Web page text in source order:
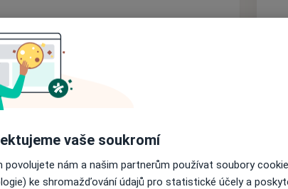
Rezervovat termín
vaše soukromí
povolujete nám a našim partnerům používat soubory
ke shromažďování údajů pro statistické účely a